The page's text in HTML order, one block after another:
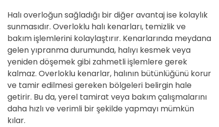
Halı overloğun sağladığı bir diğer avantaj ise kolaylık
sunmasıdır. Overloklu halı kenarları, temizlik ve
bakım işlemlerini kolaylaştırır. Kenarlarında meydana
gelen yıpranma durumunda, halıyı kesmek veya
yeniden döşemek gibi zahmetli işlemlere gerek
kalmaz. Overloklu kenarlar, halının bütünlüğünü korur
ve tamir edilmesi gereken bölgeleri belirgin hale
getirir. Bu da, yerel tamirat veya bakım çalışmalarını
daha hızlı ve verimli bir şekilde yapmayı mümkün
kılar.